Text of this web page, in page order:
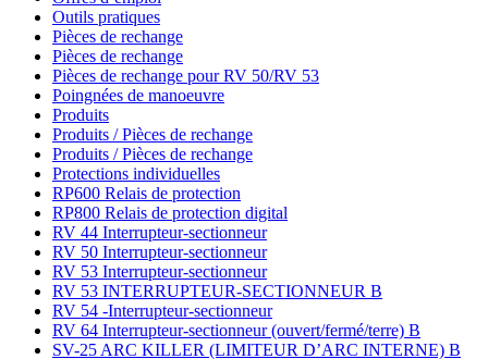
Outils pratiques
Pièces de rechange
Pièces de rechange
Pièces de rechange pour RV 50/RV 53
Poingnées de manoeuvre
Produits
Produits / Pièces de rechange
Produits / Pièces de rechange
Protections individuelles
RP600 Relais de protection
RP800 Relais de protection digital
RV 44 Interrupteur-sectionneur
RV 50 Interrupteur-sectionneur
RV 53 Interrupteur-sectionneur
RV 53 INTERRUPTEUR-SECTIONNEUR B
RV 54 -Interrupteur-sectionneur
RV 64 Interrupteur-sectionneur (ouvert/fermé/terre) B
SV-25 ARC KILLER (LIMITEUR D’ARC INTERNE) B